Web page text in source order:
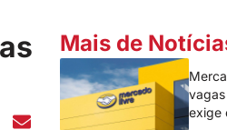
Mais de
exige